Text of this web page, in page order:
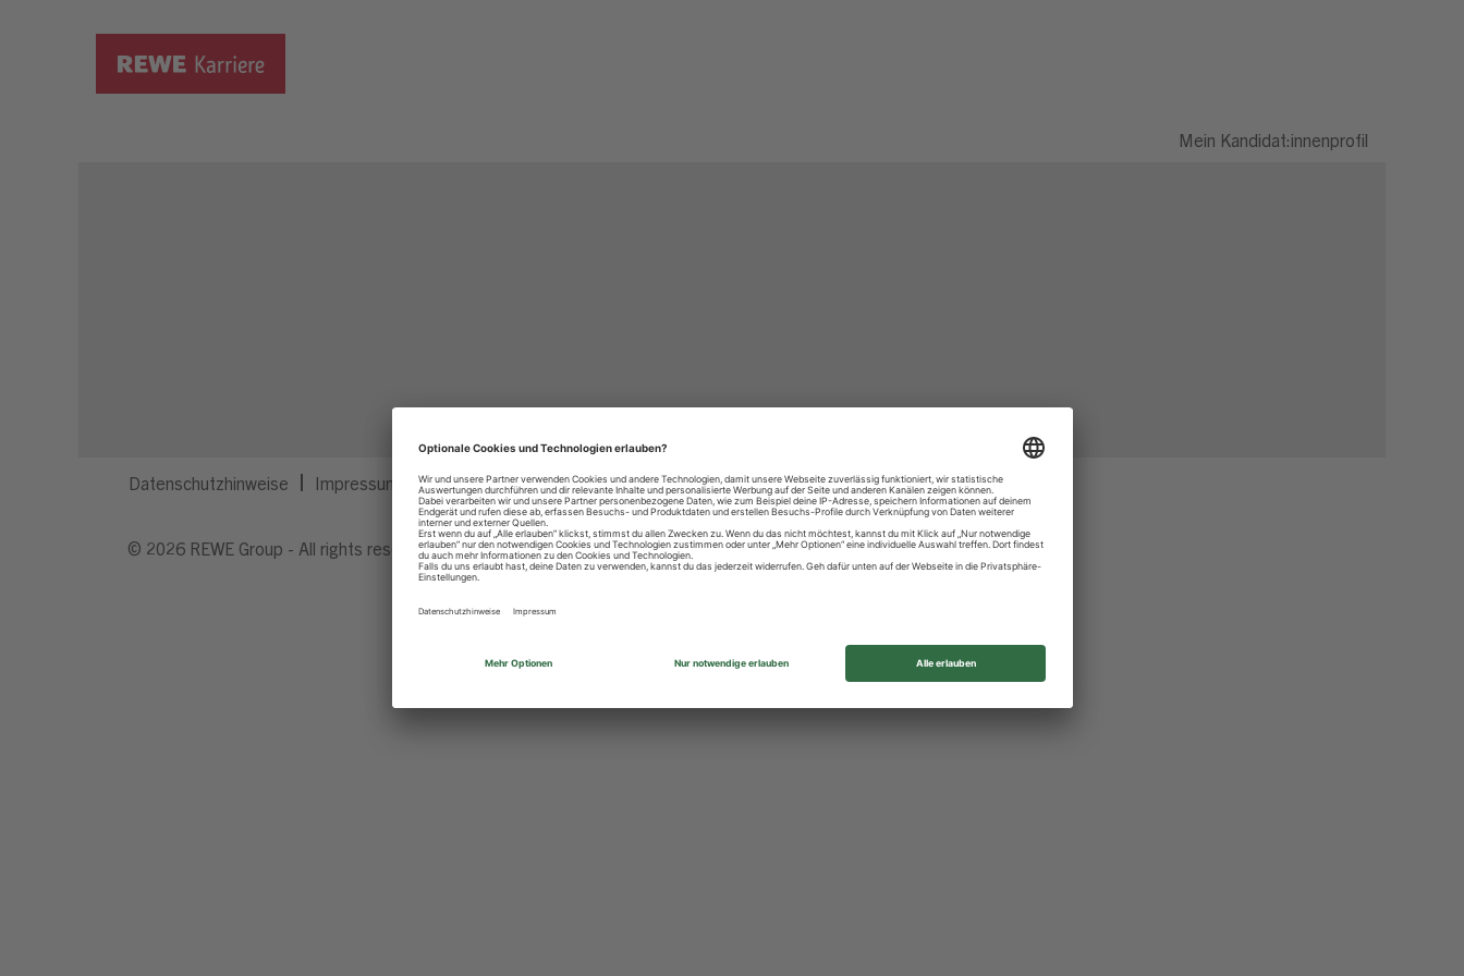
Mein Kandidat:innenprofil
Datenschutzhinweise Impressum Privatsphäre-Einstellungen
© 2026 REWE Group - All rights reserved